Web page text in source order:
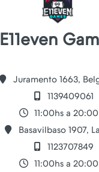
E11even
Juramento 1663,
1139409061
11:00hs a
Basavilbaso 1907,
1123707849
11:00hs a